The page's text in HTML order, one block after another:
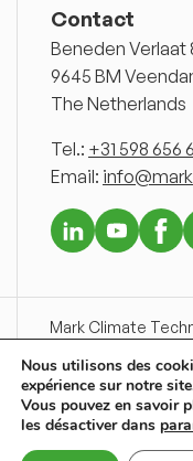
Contact
Beneden Verlaat
9645 BM
The Netherlands
Tel.: +31 598 656
Email:
Mark Climate
Conditions
Declaration de
Newsnet
Sitemap
Nous utilisons des
expérience sur notre
Vous pouvez en savoir
les désactiver dans